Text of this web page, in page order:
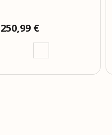
Prix
250,99 €